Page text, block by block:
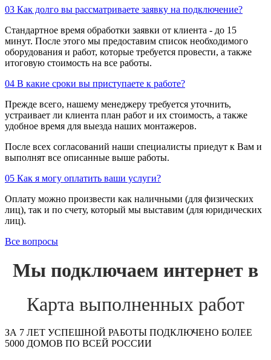
03 Как долго вы рассматриваете заявку на подключение?
Стандартное время обработки заявки от клиента - до 15
минут. После этого мы предоставим список необходимого
оборудования и работ, которые требуется провести, а также
итоговую стоимость на все работы.
04 В какие сроки вы приступаете к работе?
Прежде всего, нашему менеджеру требуется уточнить,
устраивает ли клиента план работ и их стоимость, а также
удобное время для выезда наших монтажеров.
После всех согласований наши специалисты приедут к Вам и
выполнят все описанные выше работы.
05 Как я могу оплатить ваши услуги?
Оплату можно произвести как наличными (для физических
лиц), так и по счету, который мы выставим (для юридических
лиц).
Все вопросы
Мы подключаем интернет в
Карта выполненных работ
ЗА 7 ЛЕТ УСПЕШНОЙ РАБОТЫ ПОДКЛЮЧЕНО БОЛЕЕ
5000 ДОМОВ ПО ВСЕЙ РОССИИ